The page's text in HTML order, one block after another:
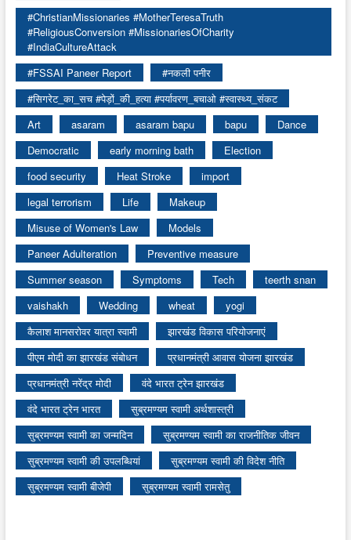
#ChristianMissionaries #MotherTeresaTruth
#ReligiousConversion #MissionariesOfCharity
#IndiaCultureAttack
#FSSAI Paneer Report
#नकली पनीर
#सिगरेट_का_सच #पेड़ों_की_हत्या #पर्यावरण_बचाओ #स्वास्थ्य_संकट
Art
asaram asaram bapu bapu
Dance
Democratic
early morning bath
Election
food security
Heat Stroke
import
legal terrorism
Life
Makeup
Misuse of Women's Law
Models
Paneer Adulteration
Preventive measure
Summer season
Symptoms Tech
teerth snan
vaishakh
Wedding wheat
yogi
कैलाश मानसरोवर यात्रा स्वामी
झारखंड विकास परियोजनाएं
पीएम मोदी का झारखंड संबोधन
प्रधानमंत्री आवास योजना झारखंड
प्रधानमंत्री नरेंद्र मोदी
वंदे भारत ट्रेन झारखंड
वंदे भारत ट्रेन भारत
सुब्रमण्यम स्वामी अर्थशास्त्री
सुब्रमण्यम स्वामी का जन्मदिन
सुब्रमण्यम स्वामी का राजनीतिक जीवन
सुब्रमण्यम स्वामी की उपलब्धियां
सुब्रमण्यम स्वामी की विदेश नीति
सुब्रमण्यम स्वामी बीजेपी
सुब्रमण्यम स्वामी रामसेतु